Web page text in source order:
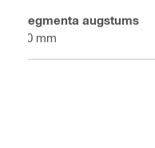
Segmenta augstums
10 mm